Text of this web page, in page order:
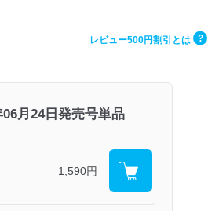
レビュー500円割引とは ?
06月24日発売号単品
1,590円